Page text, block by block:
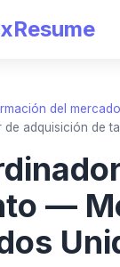
del
de adquisición de
—